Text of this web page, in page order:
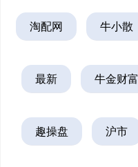
淘配网 牛小散
最新 牛金财富
趣操盘 沪市